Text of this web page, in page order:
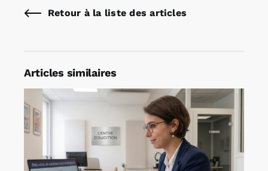
Retour à la liste des articles
Articles similaires